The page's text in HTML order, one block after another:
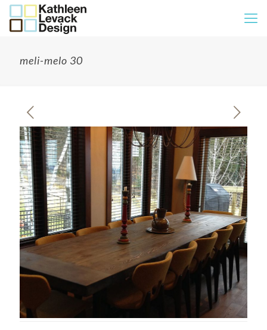
meli-melo 30